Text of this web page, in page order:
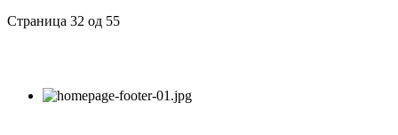
Страница 32 од 55